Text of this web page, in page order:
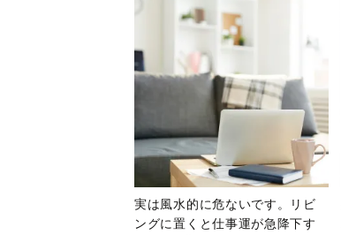
実は風水的に危ないです。リビ
ングに置くと仕事運が急降下す